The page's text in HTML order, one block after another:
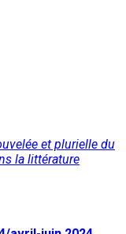
et plurielle du
la littérature